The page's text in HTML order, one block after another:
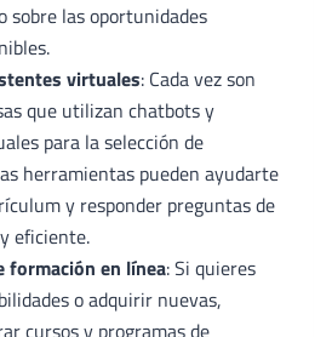
sobre las oportunidades
virtuales: Cada vez son
que utilizan chatbots y
para la selección de
herramientas pueden ayudarte
y responder preguntas de
eficiente.
formación en línea: Si quieres
o adquirir nuevas,
cursos y programas de